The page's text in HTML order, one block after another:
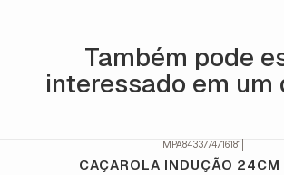
Também pode
interessado em um
MPA8433774716181
CAÇAROLA INDUÇÃO 24CM